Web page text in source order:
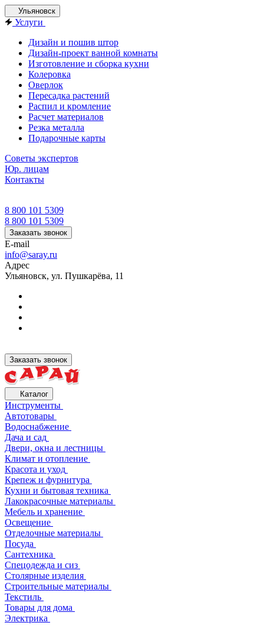
Ульяновск
Услуги
Дизайн и пошив штор
Дизайн-проект ванной комнаты
Изготовление и сборка кухни
Колеровка
Оверлок
Пересадка растений
Распил и кромление
Расчет материалов
Резка металла
Подарочные карты
Советы экспертов
Юр. лицам
Контакты
8 800 101 5309
8 800 101 5309
Заказать звонок
E-mail
info@saray.ru
Адрес
Ульяновск, ул. Пушкарёва, 11
Заказать звонок
Каталог
Инструменты
Автотовары
Водоснабжение
Дача и сад
Двери, окна и лестницы
Климат и отопление
Красота и уход
Крепеж и фурнитура
Кухни и бытовая техника
Лакокрасочные материалы
Мебель и хранение
Освещение
Отделочные материалы
Посуда
Сантехника
Спецодежда и сиз
Столярные изделия
Строительные материалы
Текстиль
Товары для дома
Электрика